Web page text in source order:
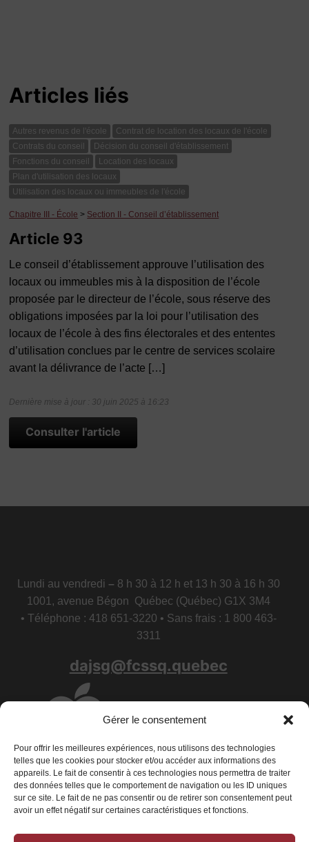
Gérer le consentement
Pour offrir les meilleures expériences, nous utilisons des technologies
telles que les cookies pour stocker et/ou accéder aux informations des
appareils. Le fait de consentir à ces technologies nous permettra de traiter
des données telles que le comportement de navigation ou les ID uniques
sur ce site. Le fait de ne pas consentir ou de retirer son consentement peut
avoir un effet négatif sur certaines caractéristiques et fonctions.
Articles liés
Autres revenus de l'école
Contrat de location des locaux de l'école
Contrats du conseil
Décision du conseil d'établissement
Fonctions du conseil
Location des locaux
Plan d'utilisation des locaux
Utilisation des locaux ou immeubles de l'école
Chapitre III - École > Section II - Conseil d’établissement
Article 93
Le conseil d’établissement approuve l’utilisation des
locaux ou immeubles mis à la disposition de l’école
proposée par le directeur de l’école, sous réserve des
obligations imposées par la loi pour l’utilisation des
locaux de l’école à des fins électorales et des ententes
d’utilisation conclues par le centre de services scolaire
avant la délivrance de l’acte […]
Dernière mise à jour : 30 juin 2025 à 16:23
Consulter l'article
Lundi au vendredi – 8 h 30 à 12 h et 13 h 30 à 16 h 30
1001, avenue Bégon Québec (Québec) G1X 3M4
• Téléphone : 418 651-3220 • Sans frais : 1 800 463-
3311
dajsg@fcssq.quebec